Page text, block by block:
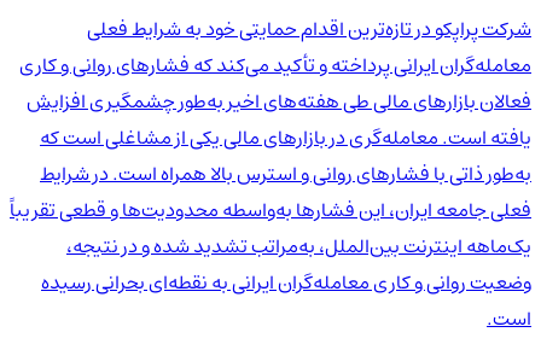
شرکت پراپکو در تازه‌ترین اقدام حمایتی خود به شرایط فعلی
معامله‌گران ایرانی پرداخته و تأکید می‌کند که فشارهای روانی و کاری
فعالان بازارهای مالی طی هفته‌های اخیر به‌طور چشمگیری افزایش
یافته است. معامله‌گری در بازارهای مالی یکی از مشاغلی است که
به‌طور ذاتی با فشارهای روانی و استرس بالا همراه است. در شرایط
فعلی جامعه ایران، این فشارها به‌واسطه محدودیت‌ها و قطعی تقریباً
یک‌ماهه اینترنت بین‌الملل، به‌مراتب تشدید شده و در نتیجه،
وضعیت روانی و کاری معامله‌گران ایرانی به نقطه‌ای بحرانی رسیده
است.